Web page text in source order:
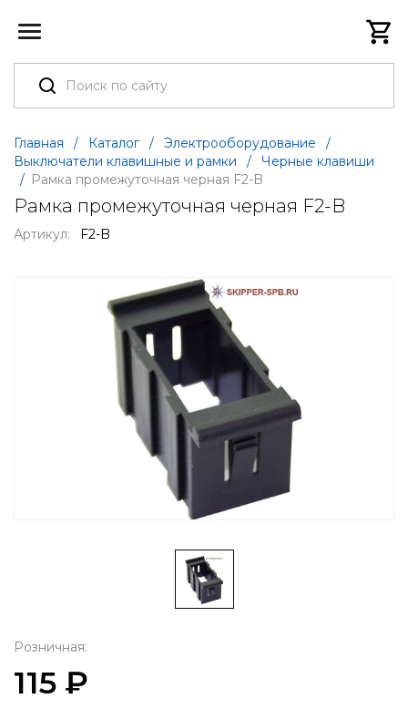
Главная / Каталог / Электрооборудование
/
Выключатели клавишные и рамки
/
Черные клавиши
/ Рамка промежуточная черная F2-B
Рамка промежуточная черная F2-B
Артикул: F2-B
Розничная:
115 ₽